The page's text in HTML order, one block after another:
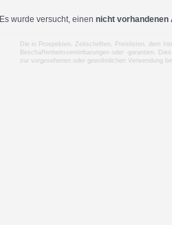
Es wurde versucht, einen nicht vorhandenen
Die in Prospekten, Zeitschriften, Preislisten, dem
Beschaffenheitsvereinbarungen oder -garantien.
zur vorgesehenen oder gewöhnlichen Verwendung